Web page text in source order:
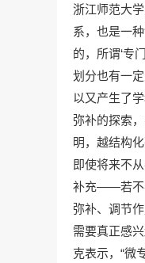
浙江师范大
系，也是一
的，所谓‘专
划分也有一
以又产生了
弥补的探索
明，越结构
即使将来不
补充——若不
弥补、调节
需要真正感
克表示，“微